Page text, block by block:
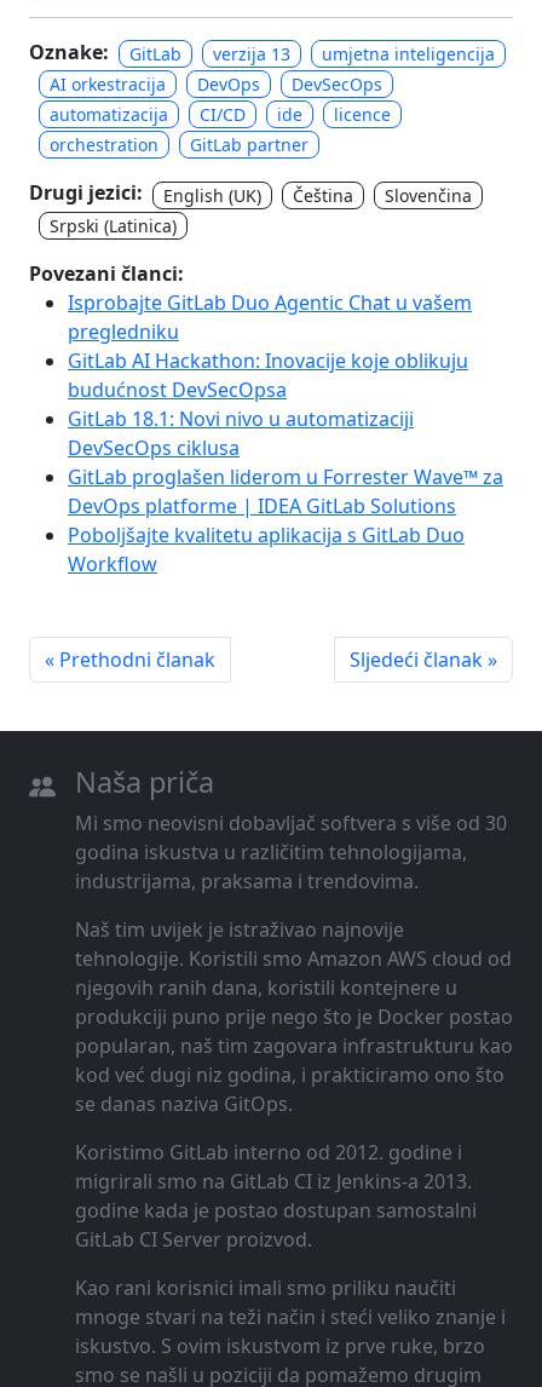
Oznake: GitLab verzija 13
umjetna inteligencija
AI orkestracija
DevOps
DevSecOps
automatizacija
CI/CD ide
licence
orchestration
GitLab partner
Drugi jezici: English (UK) Čeština
Slovenčina
Srpski (Latinica)
Povezani članci:
Isprobajte GitLab Duo Agentic Chat u vašem
pregledniku
GitLab AI Hackathon: Inovacije koje oblikuju
budućnost DevSecOpsa
GitLab 18.1: Novi nivo u automatizaciji
DevSecOps ciklusa
GitLab proglašen liderom u Forrester Wave™ za
DevOps platforme | IDEA GitLab Solutions
Poboljšajte kvalitetu aplikacija s GitLab Duo
Workflow
« Prethodni članak Sljedeći članak »
Naša priča
Mi smo neovisni dobavljač softvera s više od 30
godina iskustva u različitim tehnologijama,
industrijama, praksama i trendovima.
Naš tim uvijek je istraživao najnovije
tehnologije. Koristili smo Amazon AWS cloud od
njegovih ranih dana, koristili kontejnere u
produkciji puno prije nego što je Docker postao
popularan, naš tim zagovara infrastrukturu kao
kod već dugi niz godina, i prakticiramo ono što
se danas naziva GitOps.
Koristimo GitLab interno od 2012. godine i
migrirali smo na GitLab CI iz Jenkins-a 2013.
godine kada je postao dostupan samostalni
GitLab CI Server proizvod.
Kao rani korisnici imali smo priliku naučiti
mnoge stvari na teži način i steći veliko znanje i
iskustvo. S ovim iskustvom iz prve ruke, brzo
smo se našli u poziciji da pomažemo drugim